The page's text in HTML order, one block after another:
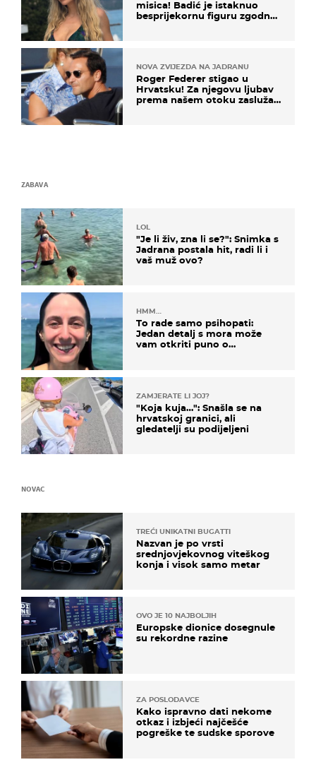
misica! Badić je istaknuo
besprijekornu figuru zgodne
NOVA ZVIJEZDA NA JADRANU
Roger Federer stigao u
Hrvatsku! Za njegovu ljubav
prema našem otoku zaslužan
ZABAVA
LOL
"Je li živ, zna li se?": Snimka s
Jadrana postala hit, radi li i
vaš muž ovo?
HMM…
To rade samo psihopati:
Jedan detalj s mora može
vam otkriti puno o
ZAMJERATE LI JOJ?
"Koja kuja…": Snašla se na
hrvatskoj granici, ali
gledatelji su podijeljeni
NOVAC
TREĆI UNIKATNI BUGATTI
Nazvan je po vrsti
srednjovjekovnog viteškog
konja i visok samo metar
OVO JE 10 NAJBOLJIH
Europske dionice dosegnule
su rekordne razine
ZA POSLODAVCE
Kako ispravno dati nekome
otkaz i izbjeći najčešće
pogreške te sudske sporove